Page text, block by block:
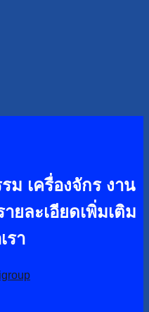
ม เครื่องจักร งาน
ยละเอียดเพิ่มเติม
รา